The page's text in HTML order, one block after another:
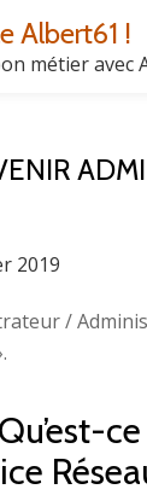
Albert61 !
métier avec
2019
/